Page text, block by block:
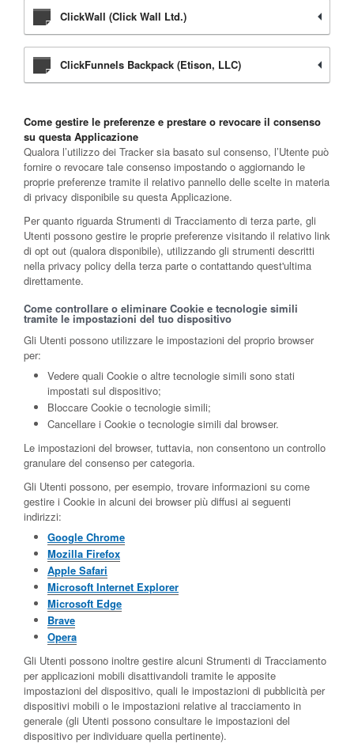
ClickWall (Click Wall Ltd.)
ClickFunnels Backpack (Etison, LLC)
Come gestire le preferenze e prestare o revocare il consenso
su questa Applicazione
Qualora l’utilizzo dei Tracker sia basato sul consenso, l’Utente può
fornire o revocare tale consenso impostando o aggiornando le
proprie preferenze tramite il relativo pannello delle scelte in materia
di privacy disponibile su questa Applicazione.
Per quanto riguarda Strumenti di Tracciamento di terza parte, gli
Utenti possono gestire le proprie preferenze visitando il relativo link
di opt out (qualora disponibile), utilizzando gli strumenti descritti
nella privacy policy della terza parte o contattando quest'ultima
direttamente.
Come controllare o eliminare Cookie e tecnologie simili
tramite le impostazioni del tuo dispositivo
Gli Utenti possono utilizzare le impostazioni del proprio browser
per:
Vedere quali Cookie o altre tecnologie simili sono stati
impostati sul dispositivo;
Bloccare Cookie o tecnologie simili;
Cancellare i Cookie o tecnologie simili dal browser.
Le impostazioni del browser, tuttavia, non consentono un controllo
granulare del consenso per categoria.
Gli Utenti possono, per esempio, trovare informazioni su come
gestire i Cookie in alcuni dei browser più diffusi ai seguenti
indirizzi:
Google Chrome
Mozilla Firefox
Apple Safari
Microsoft Internet Explorer
Microsoft Edge
Brave
Opera
Gli Utenti possono inoltre gestire alcuni Strumenti di Tracciamento
per applicazioni mobili disattivandoli tramite le apposite
impostazioni del dispositivo, quali le impostazioni di pubblicità per
dispositivi mobili o le impostazioni relative al tracciamento in
generale (gli Utenti possono consultare le impostazioni del
dispositivo per individuare quella pertinente).